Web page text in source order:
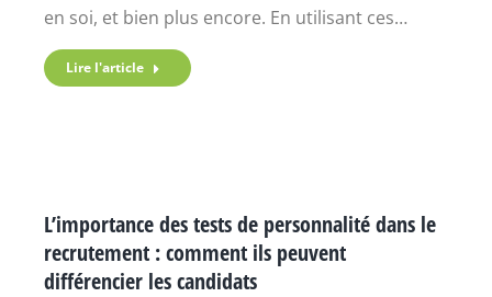
en soi, et bien plus encore. En utilisant ces…
Lire l'article
L’importance des tests de personnalité dans le
recrutement : comment ils peuvent
différencier les candidats